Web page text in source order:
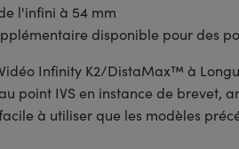
l'infini à 54 mm
disponible pour des
Infinity K2/DistaMax™ à
point IVS en instance de brevet,
à utiliser que les modèles